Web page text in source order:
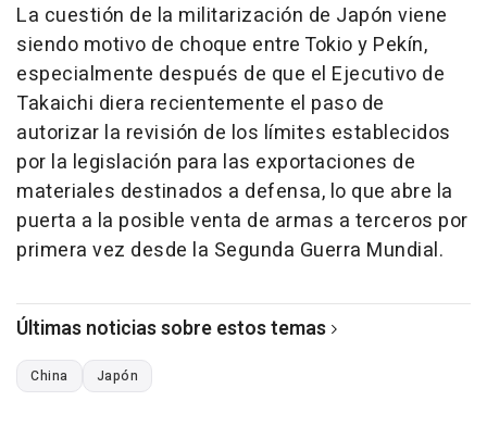
La cuestión de la militarización de Japón viene
siendo motivo de choque entre Tokio y Pekín,
especialmente después de que el Ejecutivo de
Takaichi diera recientemente el paso de
autorizar la revisión de los límites establecidos
por la legislación para las exportaciones de
materiales destinados a defensa, lo que abre la
puerta a la posible venta de armas a terceros por
primera vez desde la Segunda Guerra Mundial.
Últimas noticias sobre estos temas
China Japón